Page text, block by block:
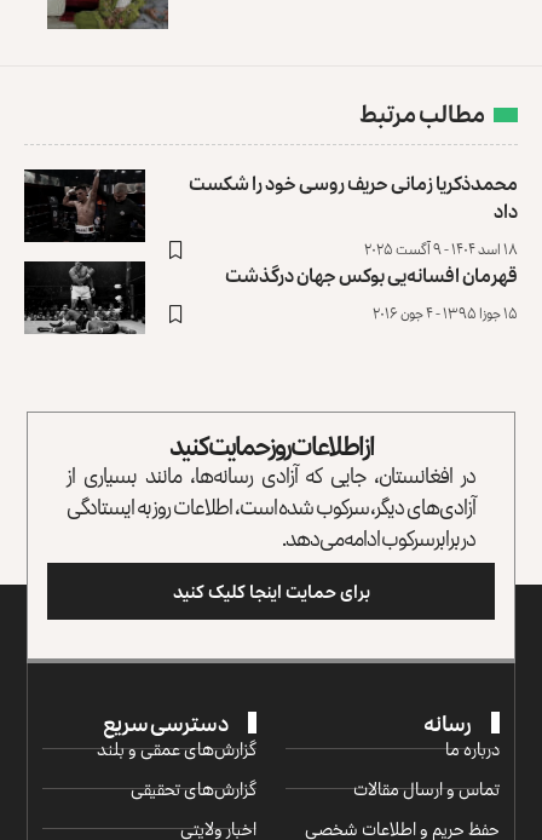
مطالب مرتبط
محمدذکریا زمانی حریف روسی خود را شکست
داد
۱۸ اسد ۱۴۰۴ - ۹ آگست ۲۰۲۵
قهرمان افسانه‌یی بوکس جهان درگذشت
۱۵ جوزا ۱۳۹۵ - ۴ جون ۲۰۱۶
از اطلاعات روز حمایت کنید
در افغانستان، جایی که آزادی رسانه‌ها، مانند بسیاری از
آزادی‌های دیگر، سرکوب شده است، اطلاعات روز به ایستادگی
در برابر سرکوب ادامه می‌دهد.
برای حمایت اینجا کلیک کنید
رسانه
درباره ما
تماس و ارسال مقالات
حفظ حریم و اطلاعات شخصی
دسترسی سریع
گزارش‌‌های عمقی و بلند
گزارش‌های تحقیقی
اخبار ولایتی